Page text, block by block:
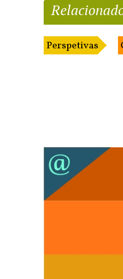
Perspetivas